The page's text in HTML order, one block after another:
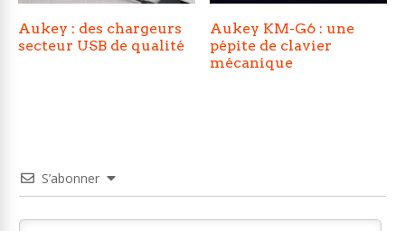
Aukey : des chargeurs
secteur USB de qualité
Aukey KM-G6 : une
pépite de clavier
mécanique
S’abonner